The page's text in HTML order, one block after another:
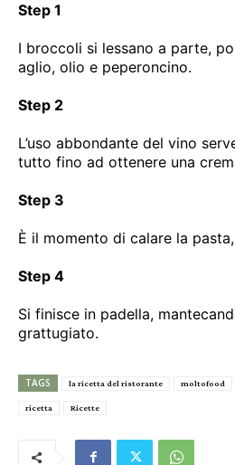
Step 1
I broccoli si lessano a parte,
aglio, olio e peperoncino.
Step 2
L’uso abbondante del vino
tutto fino ad ottenere una
Step 3
È il momento di calare la
Step 4
Si finisce in padella,
grattugiato.
TAGS la ricetta del ristorante moltofood
ricetta Ricette